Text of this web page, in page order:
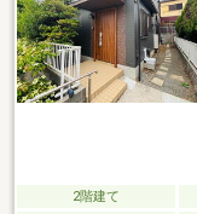
2階建て